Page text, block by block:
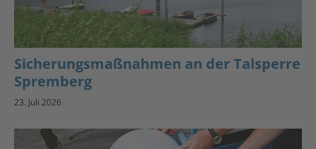
Sicherungsmaßnahmen an der Talsperre
Spremberg
23. Juli 2026